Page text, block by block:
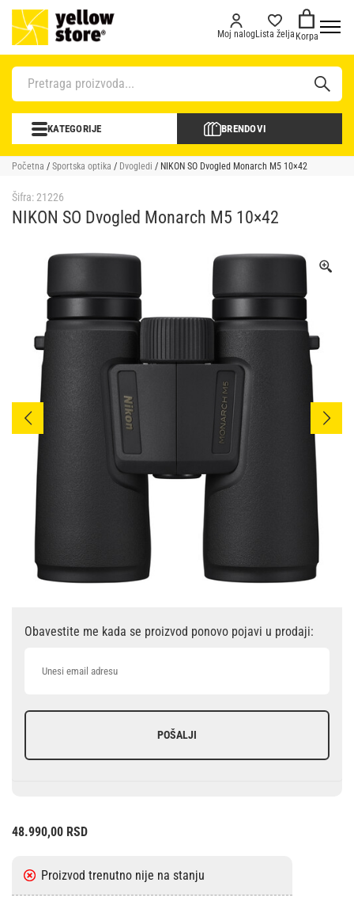
Moj nalogLista želja Korpa
KATEGORIJE BRENDOVI
Početna / Sportska optika / Dvogledi / NIKON SO Dvogled Monarch M5 10×42
Šifra:21226
NIKON SO Dvogled Monarch M5 10×42
48.990,00 RSD
Obavestite me kada se proizvod ponovo pojavi u prodaji:
POŠALJI